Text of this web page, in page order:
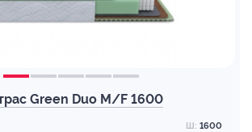
Green Duo M/F 1600
Ш: 1600